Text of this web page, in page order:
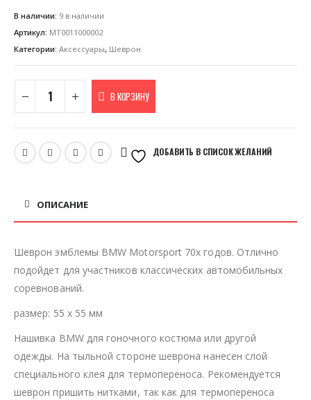
В наличии: 9 в наличии
Артикул: MT0011000002
Категории: Аксессуары, Шеврон
В КОРЗИНУ
ДОБАВИТЬ В СПИСОК ЖЕЛАНИЙ
ОПИСАНИЕ
Шеврон эмблемы BMW Motorsport 70х годов. Отлично
подойдет для участников классических автомобильных
соревнований.
размер: 55 x 55 мм
Нашивка BMW для гоночного костюма или другой
одежды. На тыльной стороне шеврона нанесен слой
специального клея для термопереноса. Рекомендуется
шеврон пришить нитками, так как для термопереноса